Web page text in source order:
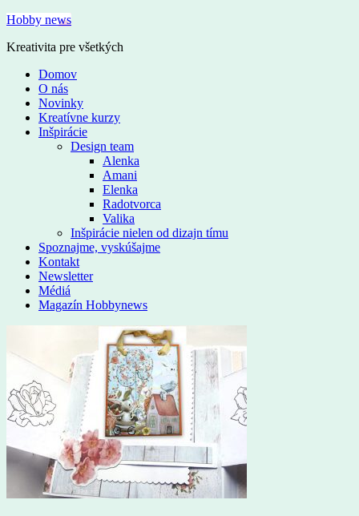
Hobby news
Kreativita pre všetkých
Domov
O nás
Novinky
Kreatívne kurzy
Inšpirácie
Design team
Alenka
Amani
Elenka
Radotvorca
Valika
Inšpirácie nielen od dizajn tímu
Spoznajme, vyskúšajme
Kontakt
Newsletter
Médiá
Magazín Hobbynews